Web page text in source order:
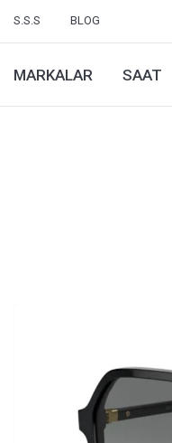
S.S.S BLOG
MARKALAR SAAT